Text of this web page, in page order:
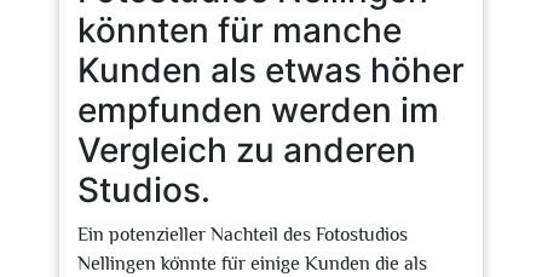
könnten für manche
Kunden als etwas höher
empfunden werden im
Vergleich zu anderen
Studios.
Ein potenzieller Nachteil des Fotostudios
Nellingen könnte für einige Kunden die als